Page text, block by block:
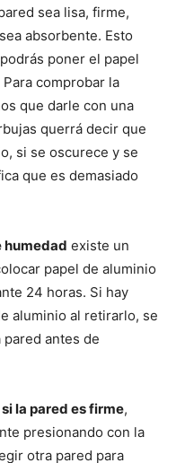
sea lisa, firme,
absorbente. Esto
poner el papel
comprobar la
que darle con una
querrá decir que
si se oscurece y se
que es demasiado
humedad existe un
papel de aluminio
24 horas. Si hay
aluminio al retirarlo, se
antes de
si la pared es firme,
presionando con la
otra pared para